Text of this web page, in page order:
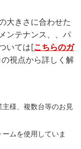
大きさに合わせた
ンテナンス、、パ
いては[こちらのガ
視点から詳しく解
様、複数台等のお見
ムを使用していま